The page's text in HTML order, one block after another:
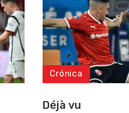
Crónica
Déjà vu